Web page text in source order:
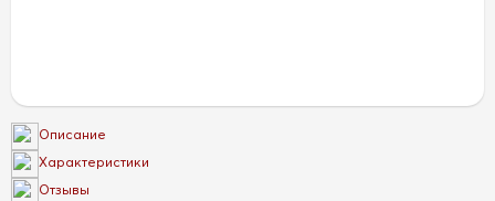
Описание
Характеристики
Отзывы